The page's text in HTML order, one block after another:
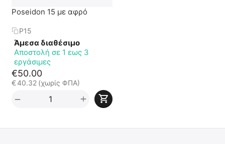
Poseidon 15 με αφρό
P15
Άμεσα διαθέσιμο
Αποστολή σε 1 εως 3
εργάσιμες
€50.00
€40.32 (χωρίς ΦΠΑ)
+
−